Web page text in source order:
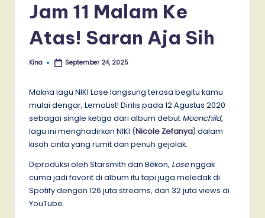
Jam 11 Malam Ke
Atas! Saran Aja Sih
Posted
Kina September 24, 2025
Makna lagu NIKI Lose langsung terasa begitu kamu
mulai dengar, LemoList! Dirilis pada 12 Agustus 2020
sebagai single ketiga dari album debut Moonchild,
lagu ini menghadirkan NIKI (Nicole Zefanya) dalam
kisah cinta yang rumit dan penuh gejolak.
Diproduksi oleh Starsmith dan Bēkon, Losenggak
cuma jadi favorit di album itu tapi juga meledak di
Spotify dengan 126 juta streams, dan 32 juta views di
YouTube.